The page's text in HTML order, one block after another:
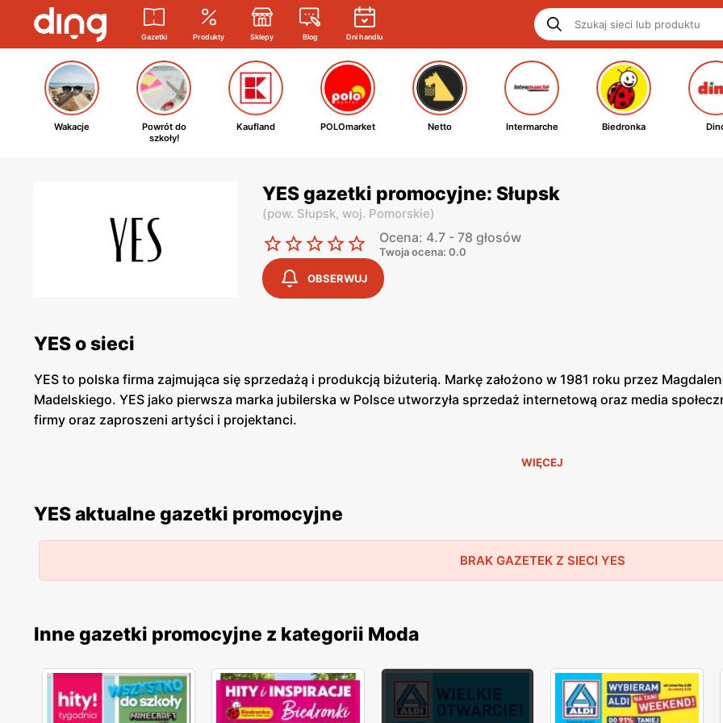
Gazetki Produkty Sklepy Blog Dni handlu
Wakacje
Powrót do
szkoły!
Kaufland POLOmarket Netto Intermarche Biedronka
YES gazetki promocyjne: Słupsk
(pow. Słupsk, woj. Pomorskie)
Ocena: 4.7 - 78 głosów
Twoja ocena: 0.0
OBSERWUJ
YES o sieci
YES to polska firma zajmująca się sprzedażą i produkcją biżuterią. Markę założono w 1981 roku przez
Madelskiego. YES jako pierwsza marka jubilerska w Polsce utworzyła sprzedaż internetową oraz media
firmy oraz zaproszeni artyści i projektanci.
blask. W ofercie sklepu znajdziemy obrączki, pierścionki, kolczyki, naszyjnik, diamenty z certyfikatami oraz
Prawie każda kobieta marzy o pierścionku zaręczynowym z tego sklepu.
YES – promocje
promocje można zyskać posiadając kartę klubową: „YES Club”, która uprawnia do stałych rabatów.
WIĘCEJ
YES aktualne gazetki promocyjne
BRAK GAZETEK Z SIECI YES
Inne gazetki promocyjne z kategorii Moda